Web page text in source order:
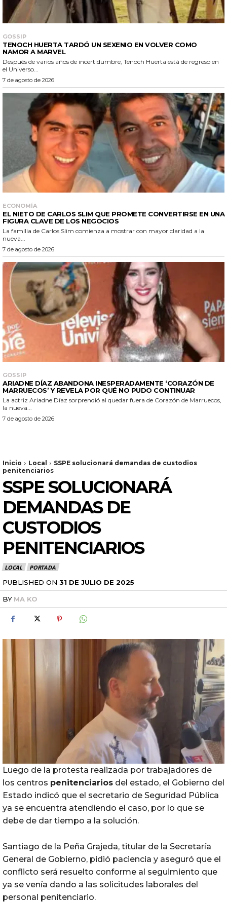
GOSSIP
TENOCH HUERTA TARDÓ UN SEXENIO EN VOLVER COMO
NAMOR A MARVEL
Después de varios años de incertidumbre, Tenoch Huerta está de regreso en
el Universo...
7 de agosto de 2026
ECONOMÍA
EL NIETO DE CARLOS SLIM QUE PROMETE CONVERTIRSE EN UNA
FIGURA CLAVE DE LOS NEGOCIOS
La familia de Carlos Slim comienza a mostrar con mayor claridad a la
nueva...
7 de agosto de 2026
GOSSIP
ARIADNE DÍAZ ABANDONA INESPERADAMENTE ‘CORAZÓN DE
MARRUECOS’ Y REVELA POR QUÉ NO PUDO CONTINUAR
La actriz Ariadne Díaz sorprendió al quedar fuera de Corazón de Marruecos,
la nueva...
7 de agosto de 2026